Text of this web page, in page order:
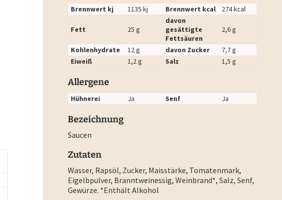
Brennwert kj 1135 kj Brennwert kcal 274 kcal
Fett 25 g
davon
gesättigte
Fettsäuren
2,6 g
Kohlenhydrate 12 g davon Zucker
7,7 g
Eiweiß
1,2 g Salz 1,5 g
Allergene
Hühnerei Ja Senf Ja
Bezeichnung
Saucen
Zutaten
Wasser, Rapsöl, Zucker, Maisstärke, Tomatenmark,
Eigelbpulver, Branntweinessig, Weinbrand*, Salz, Senf,
Gewürze. *Enthält Alkohol